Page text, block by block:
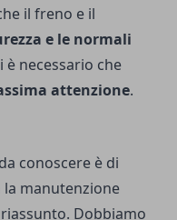
il freno e il
e le normali
è necessario che
attenzione.
conoscere è di
manutenzione
Dobbiamo